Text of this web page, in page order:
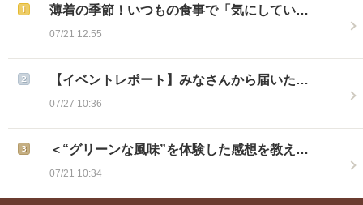
薄着の季節！いつもの食事で「気にしてい…
07/21 12:55
【イベントレポート】みなさんから届いた…
07/27 10:36
＜“グリーンな風味”を体験した感想を教え…
07/21 10:34